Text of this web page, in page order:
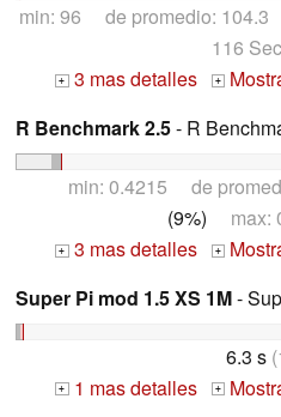
min: 96 de promedio:
116
+ 3 mas detalles +
R Benchmark 2.5- R
min: 0.4215 de
(9%) max:
+ 3 mas detalles +
Super Pi mod 1.5 XS 1M-
6.3 s
+ 1 mas detalles +